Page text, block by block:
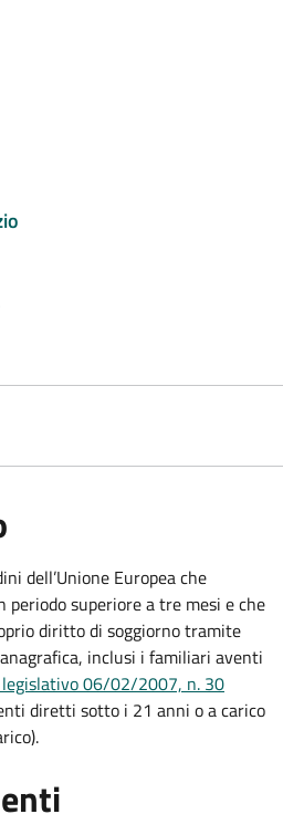
dell’Unione Europea che
superiore a tre mesi e che
diritto di soggiorno tramite
inclusi i familiari aventi
legislativo 06/02/2007, n. 30
diretti sotto i 21 anni o a carico